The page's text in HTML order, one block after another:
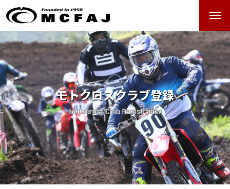
ホーム
クラブマンモトクロス
過去のレースアーカイブ
クラブマンロードレース
過去のレースアーカイブ
モトクロスクラブ登録
Motocross Club Registration